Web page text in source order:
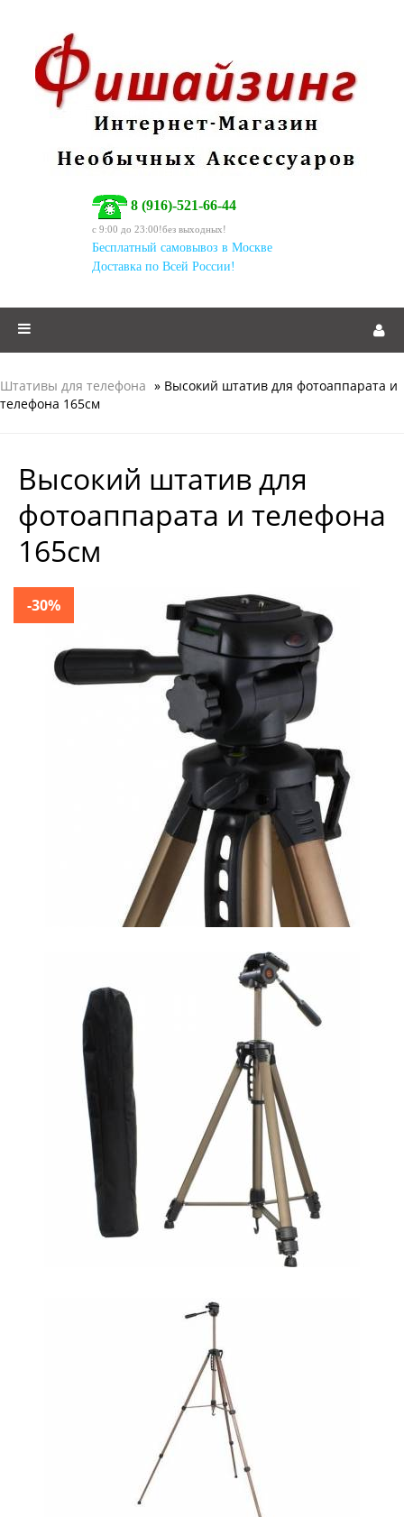
8 (916)-521-66-44
c 9:00 до 23:00!без выходных!
Бесплатный самовывоз в Москве
Доставка по Всей России!
Штативы для телефона » Высокий штатив для фотоаппарата и
телефона 165см
Высокий штатив для
фотоаппарата и телефона
165см
-30%